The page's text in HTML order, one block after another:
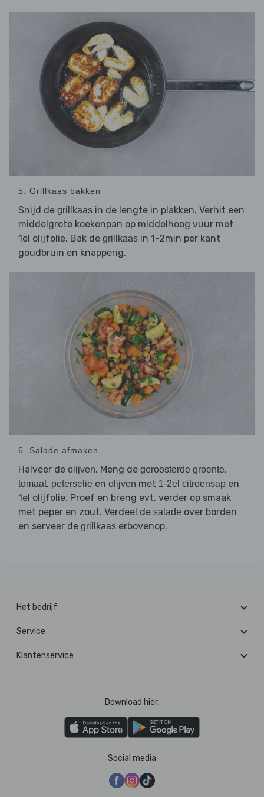
5. Grillkaas bakken
Snijd de grillkaas in de lengte in plakken. Verhit een
middelgrote koekenpan op middelhoog vuur met
1el olijfolie. Bak de grillkaas in 1-2min per kant
goudbruin en knapperig.
6. Salade afmaken
Halveer de olijven. Meng de geroosterde groente,
tomaat, peterselie en olijven met 1-2el citroensap en
1el olijfolie. Proef en breng evt. verder op smaak
met peper en zout. Verdeel de salade over borden
en serveer de grillkaas erbovenop.
Het bedrijf
Service
Klantenservice
Download hier:
Social media